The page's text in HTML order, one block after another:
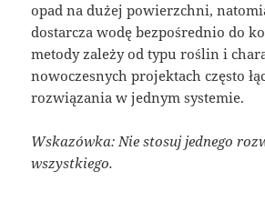
opad na dużej powierzchni,
dostarcza wodę bezpośrednio do
metody zależy od typu roślin i
nowoczesnych projektach często
rozwiązania w jednym systemie.
Wskazówka: Nie stosuj jednego
wszystkiego.